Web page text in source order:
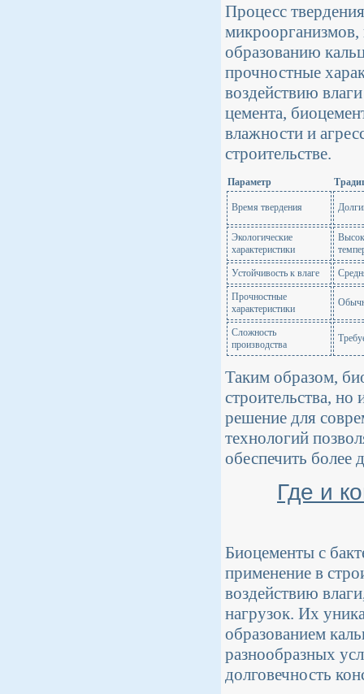
Процесс
образованию
прочностные
воздействию
цемента,
влажности и
строительстве.
Параметр
Время твердения
Экологические
характеристики
Устойчивость к влаге
Прочностные
характеристики
Сложность
производства
Таким образом,
строительства, но
решение для
технологий
обеспечить более
Где и
Биоцементы с
применение в
воздействию
нагрузок. Их
образованием
разнообразных
долговечность